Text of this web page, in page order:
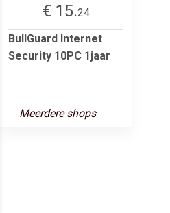
€ 15.24
BullGuard Internet
Security 10PC 1jaar
Meerdere shops